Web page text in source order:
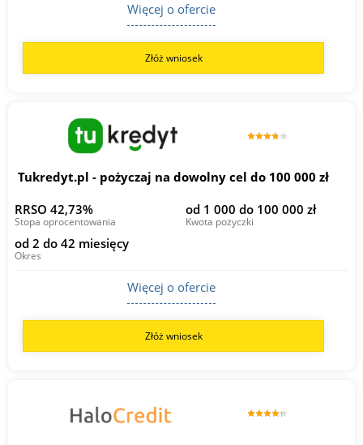
Więcej o ofercie
Złóż wniosek
Tukredyt.pl - pożyczaj na dowolny cel do 100 000 zł
RRSO 42,73%
Stopa oprocentowania
od 1 000 do 100 000 zł
Kwota pożyczki
od 2 do 42 miesięcy
Okres
Więcej o ofercie
Złóż wniosek